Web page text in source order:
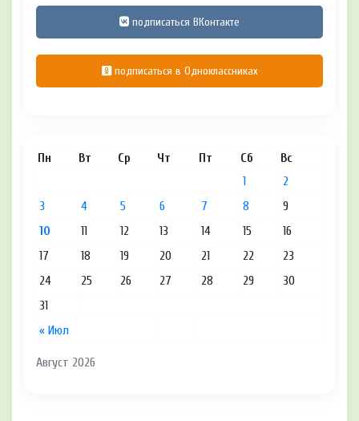
подписаться ВКонтакте
подписаться в Одноклассниках
Август 2026
Пн Вт Ср Чт Пт Сб Вс
« Июл
1
2
3
4 5 6 7 8
9
10
11 12 13 14 15
16
17
18 19 20 21 22
23
24
25 26 27 28 29
30
31